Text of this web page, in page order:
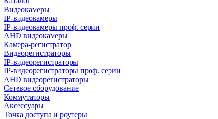
Видеокамеры
IP-видеокамеры
IP-видеокамеры проф. серии
AHD видеокамеры
Камера-регистратор
Видеорегистраторы
IP-видеорегистраторы
IP-видеорегистраторы проф. серии
AHD видеорегистраторы
Сетевое оборудование
Коммутаторы
Аксессуары
Точка доступа и роутеры